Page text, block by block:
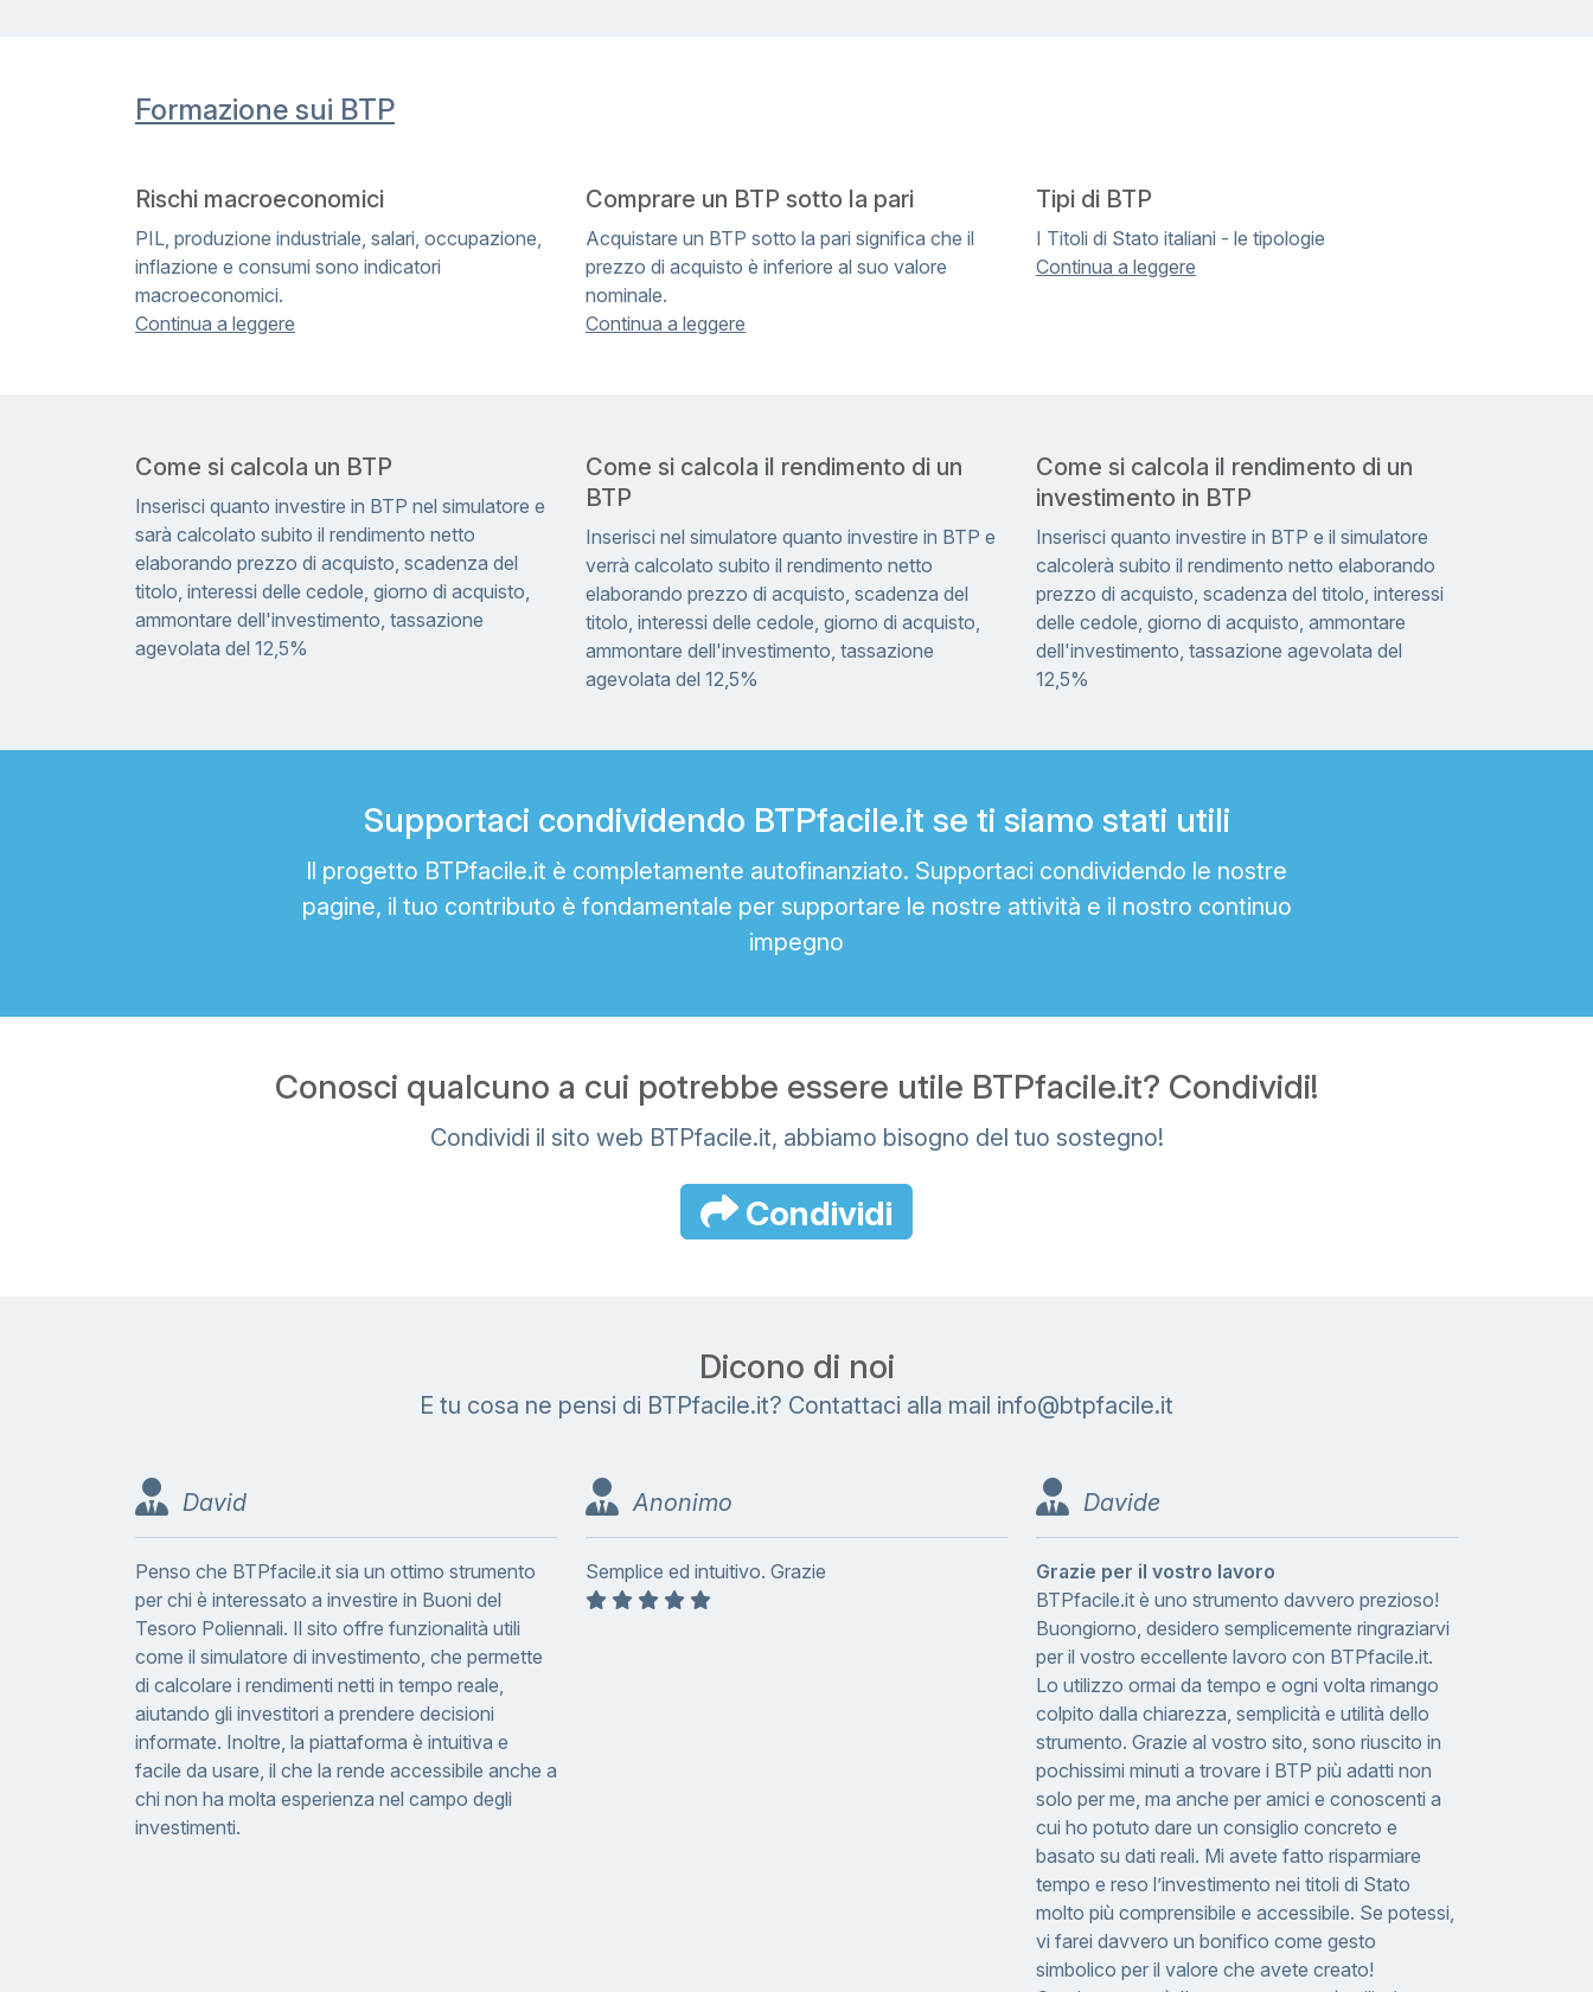
Formazione sui BTP
Rischi macroeconomici
PIL, produzione industriale, salari, occupazione,
inflazione e consumi sono indicatori
macroeconomici.
Continua a leggere
Comprare un BTP sotto la pari
Acquistare un BTP sotto la pari significa che il
prezzo di acquisto è inferiore al suo valore
nominale.
Continua a leggere
Tipi di BTP
I Titoli di Stato italiani - le tipologie
Continua a leggere
Come si calcola un BTP
Inserisci quanto investire in BTP nel simulatore e
sarà calcolato subito il rendimento netto
elaborando prezzo di acquisto, scadenza del
titolo, interessi delle cedole, giorno di acquisto,
ammontare dell'investimento, tassazione
agevolata del 12,5%
Come si calcola il rendimento di un
BTP
Inserisci nel simulatore quanto investire in BTP e
verrà calcolato subito il rendimento netto
elaborando prezzo di acquisto, scadenza del
titolo, interessi delle cedole, giorno di acquisto,
ammontare dell'investimento, tassazione
agevolata del 12,5%
Come si calcola il rendimento di un
investimento in BTP
Inserisci quanto investire in BTP e il simulatore
calcolerà subito il rendimento netto elaborando
prezzo di acquisto, scadenza del titolo, interessi
delle cedole, giorno di acquisto, ammontare
dell'investimento, tassazione agevolata del
12,5%
Supportaci condividendo BTPfacile.it se ti siamo stati utili
Il progetto BTPfacile.it è completamente autofinanziato. Supportaci condividendo le nostre
pagine, il tuo contributo è fondamentale per supportare le nostre attività e il nostro continuo
impegno
Conosci qualcuno a cui potrebbe essere utile BTPfacile.it? Condividi!
Condividi il sito web BTPfacile.it, abbiamo bisogno del tuo sostegno!
Condividi
Dicono di noi
E tu cosa ne pensi di BTPfacile.it? Contattaci alla mail info@btpfacile.it
David
Penso che BTPfacile.it sia un ottimo strumento
per chi è interessato a investire in Buoni del
Tesoro Poliennali. Il sito offre funzionalità utili
come il simulatore di investimento, che permette
di calcolare i rendimenti netti in tempo reale,
aiutando gli investitori a prendere decisioni
informate. Inoltre, la piattaforma è intuitiva e
facile da usare, il che la rende accessibile anche a
chi non ha molta esperienza nel campo degli
investimenti.
Anonimo
Semplice ed intuitivo. Grazie
Davide
Grazie per il vostro lavoro
BTPfacile.it è uno strumento davvero prezioso!
Buongiorno, desidero semplicemente ringraziarvi
per il vostro eccellente lavoro con BTPfacile.it.
Lo utilizzo ormai da tempo e ogni volta rimango
colpito dalla chiarezza, semplicità e utilità dello
strumento. Grazie al vostro sito, sono riuscito in
pochissimi minuti a trovare i BTP più adatti non
solo per me, ma anche per amici e conoscenti a
cui ho potuto dare un consiglio concreto e
basato su dati reali. Mi avete fatto risparmiare
tempo e reso l’investimento nei titoli di Stato
molto più comprensibile e accessibile. Se potessi,
vi farei davvero un bonifico come gesto
simbolico per il valore che avete creato!